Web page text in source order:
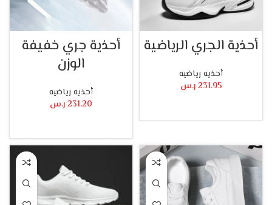
أحذية الجري الرياضية
أحذيه رياضيه
231.95 ر.س
أحذية جري خفيفة
الوزن
أحذيه رياضيه
231.20ر.س